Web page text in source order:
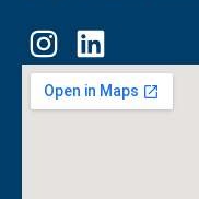
I
n
s
L
i
n